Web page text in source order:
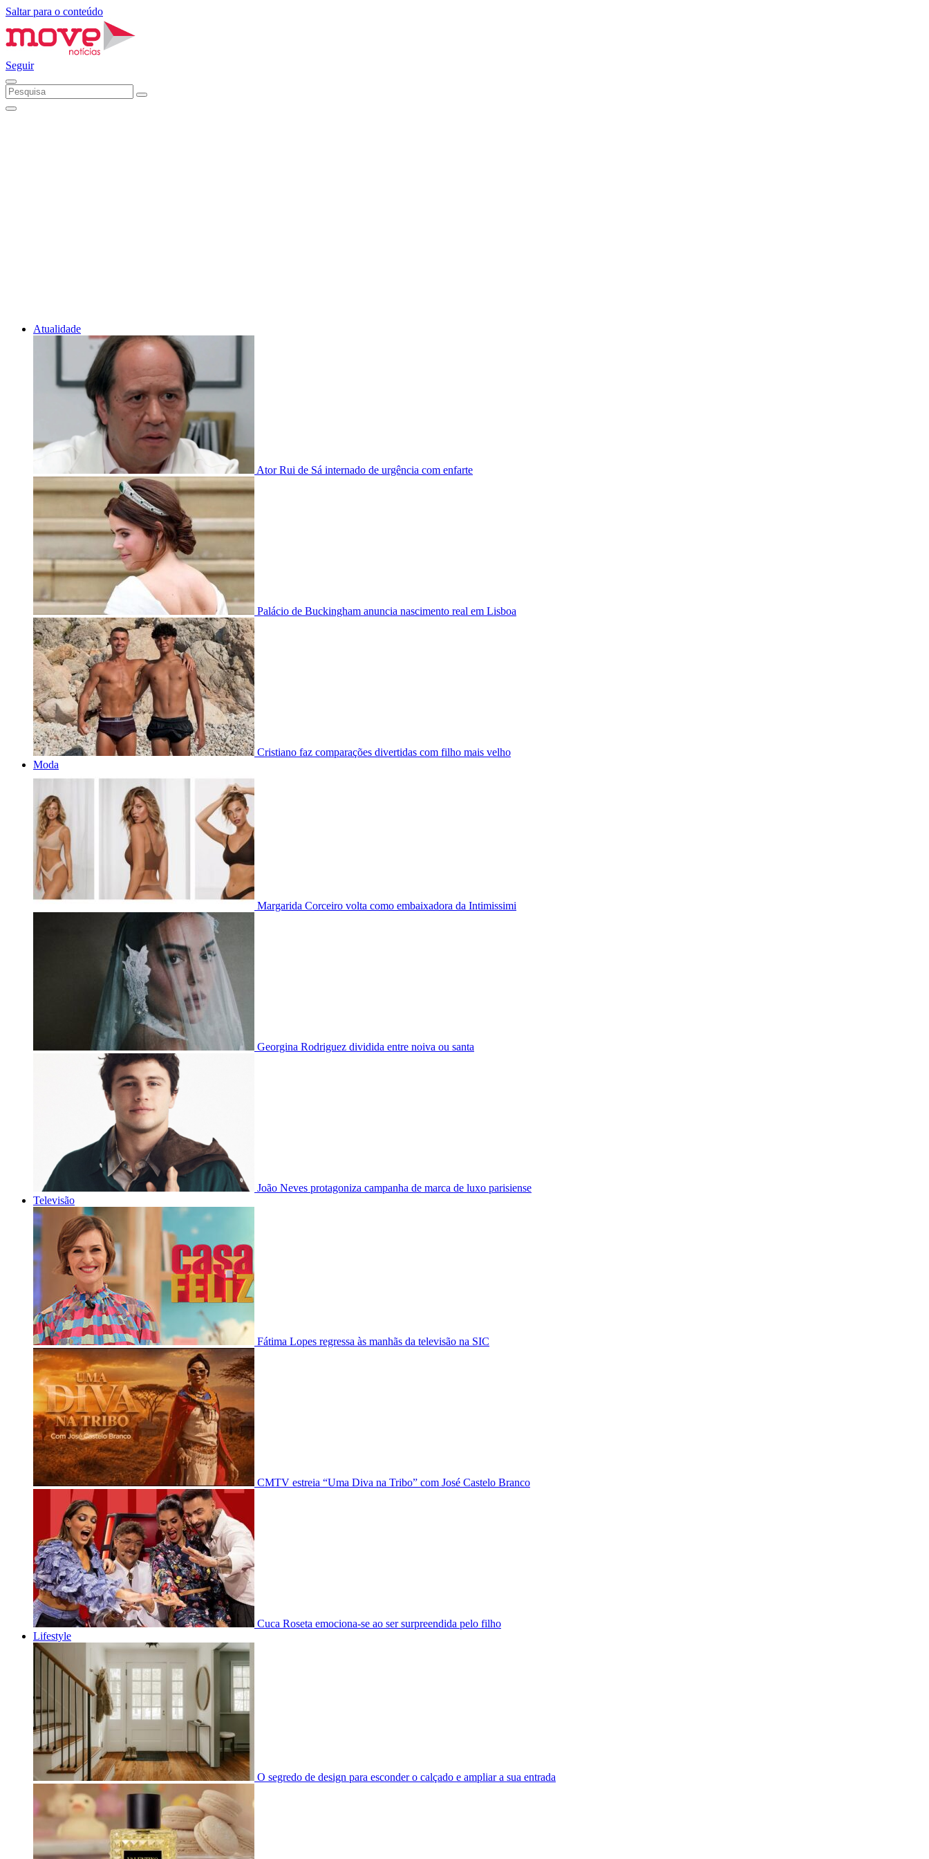
Saltar para o conteúdo
Seguir
Atualidade
Ator Rui de Sá internado de urgência com enfarte
Palácio de Buckingham anuncia nascimento real em Lisboa
Cristiano faz comparações divertidas com filho mais velho
Moda
Margarida Corceiro volta como embaixadora da Intimissimi
Georgina Rodriguez dividida entre noiva ou santa
João Neves protagoniza campanha de marca de luxo parisiense
Televisão
Fátima Lopes regressa às manhãs da televisão na SIC
CMTV estreia “Uma Diva na Tribo” com José Castelo Branco
Cuca Roseta emociona-se ao ser surpreendida pelo filho
Lifestyle
O segredo de design para esconder o calçado e ampliar a sua entrada